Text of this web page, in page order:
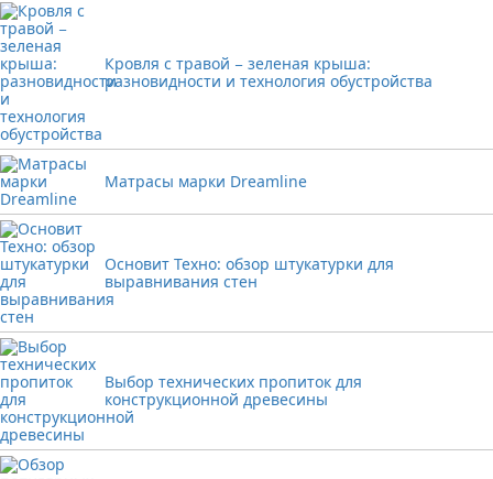
Кровля с травой − зеленая крыша:
разновидности и технология обустройства
Матрасы марки Dreamline
Основит Техно: обзор штукатурки для
выравнивания стен
Выбор технических пропиток для
конструкционной древесины